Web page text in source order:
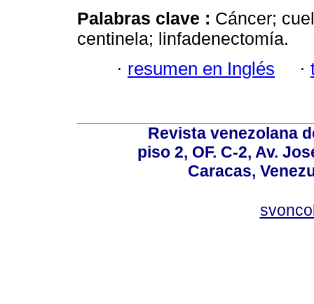
Palabras clave : Cáncer;
centinela; linfadenectomía.
· resumen en Inglés ·
Revista venezolana
piso 2, OF. C-2, Av.
Caracas,